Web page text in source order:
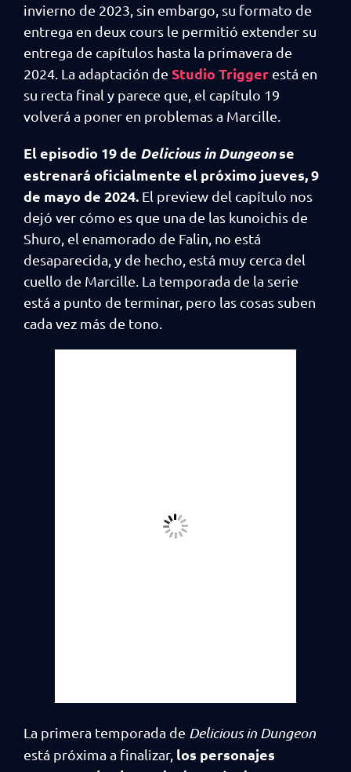
invierno de 2023, sin embargo, su formato de
entrega en deux cours le permitió extender su
entrega de capítulos hasta la primavera de
2024. La adaptación de Studio Trigger está en
su recta final y parece que, el capítulo 19
volverá a poner en problemas a Marcille.
El episodio 19 de Delicious in Dungeonse
estrenará oficialmente el próximo jueves, 9
de mayo de 2024. El preview del capítulo nos
dejó ver cómo es que una de las kunoichis de
Shuro, el enamorado de Falin, no está
desaparecida, y de hecho, está muy cerca del
cuello de Marcille. La temporada de la serie
está a punto de terminar, pero las cosas suben
cada vez más de tono.
La primera temporada de Delicious in Dungeon
está próxima a finalizar, los personajes